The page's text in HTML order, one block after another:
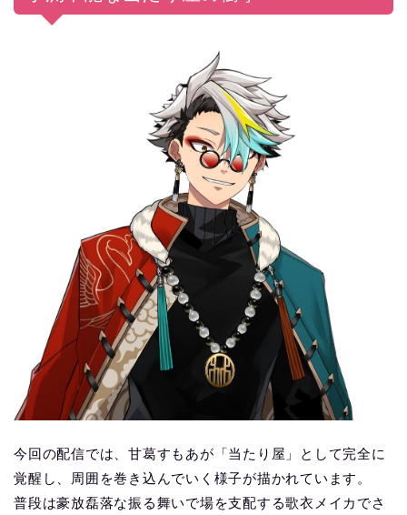
今回の配信では、甘葛すもあが「当たり屋」として完全に
覚醒し、周囲を巻き込んでいく様子が描かれています。
普段は豪放磊落な振る舞いで場を支配する歌衣メイカでさ